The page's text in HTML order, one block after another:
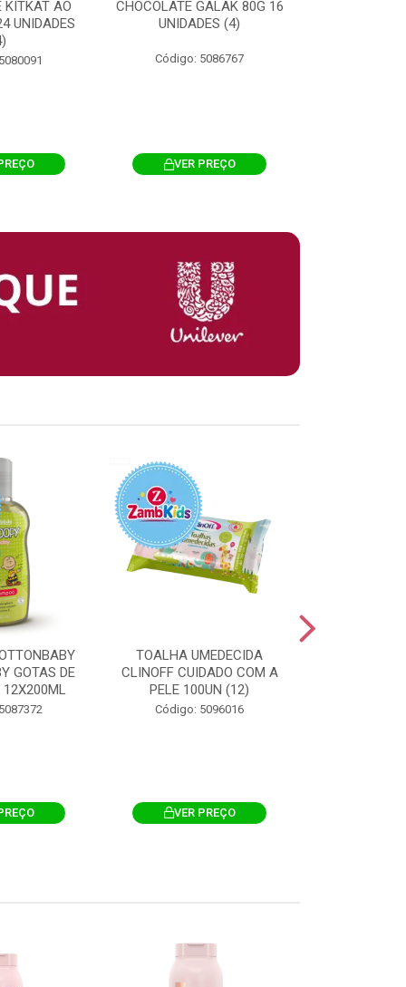
KITKAT AO
UNIDADES
CHOCOLATE GALAK 80G 16
UNIDADES (4)
Código: 5086767
VER PREÇO
GOTAS DE
TOALHA UMEDECIDA
CLINOFF CUIDADO COM A
PELE 100UN (12)
Código: 5096016
VER PREÇO